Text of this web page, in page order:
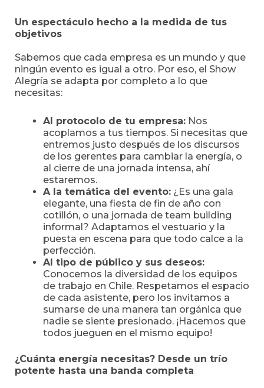
Un espectáculo hecho a la medida de tus
objetivos
Sabemos que cada empresa es un mundo y que
ningún evento es igual a otro. Por eso, el Show
Alegría se adapta por completo a lo que
necesitas:
Al protocolo de tu empresa: Nos
acoplamos a tus tiempos. Si necesitas que
entremos justo después de los discursos
de los gerentes para cambiar la energía, o
al cierre de una jornada intensa, ahí
estaremos.
A la temática del evento: ¿Es una gala
elegante, una fiesta de fin de año con
cotillón, o una jornada de team building
informal? Adaptamos el vestuario y la
puesta en escena para que todo calce a la
perfección.
Al tipo de público y sus deseos:
Conocemos la diversidad de los equipos
de trabajo en Chile. Respetamos el espacio
de cada asistente, pero los invitamos a
sumarse de una manera tan orgánica que
nadie se siente presionado. ¡Hacemos que
todos jueguen en el mismo equipo!
¿Cuánta energía necesitas? Desde un trío
potente hasta una banda completa